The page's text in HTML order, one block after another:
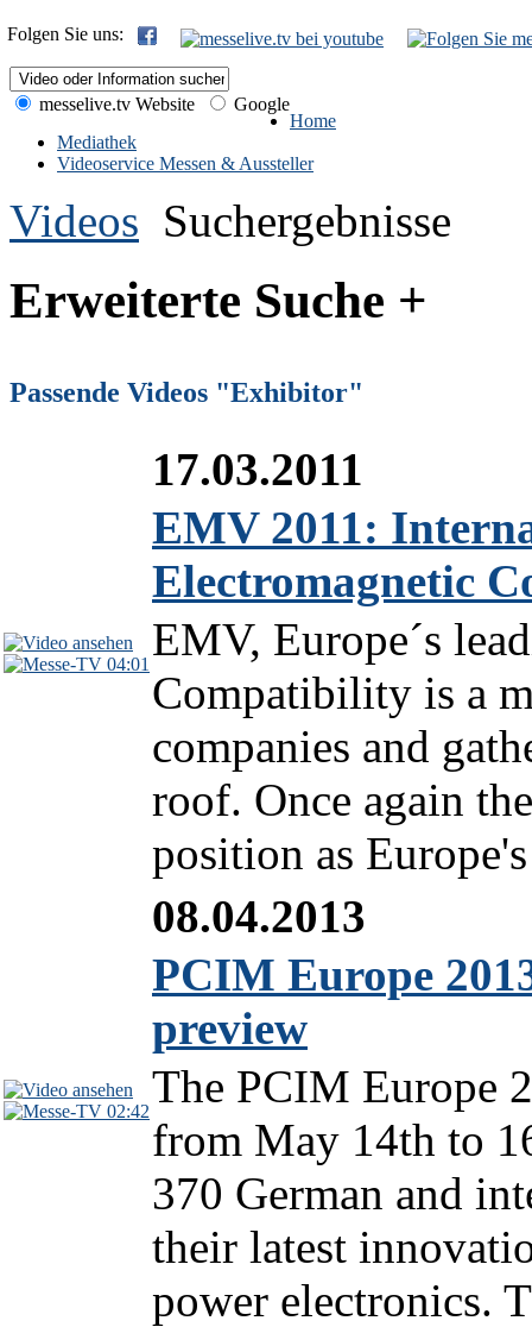
Folgen Sie uns:
messelive.tv Website
Google
Home
Mediathek
Videoservice Messen & Aussteller
Videos Suchergebnisse
Erweiterte Suche +
Passende Videos "Exhibitor"
04:01
17.03.2011
EMV 2011:
Electromagnetic
EMV, Europe´s
Compatibility is a
companies and
roof. Once again
position as
02:42
08.04.2013
PCIM Europe
preview
The PCIM Europe
from May 14th to
370 German and
their latest
power electronics.